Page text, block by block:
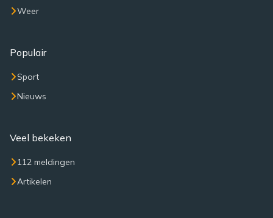
Weer
Populair
Sport
Nieuws
Veel bekeken
112 meldingen
Artikelen